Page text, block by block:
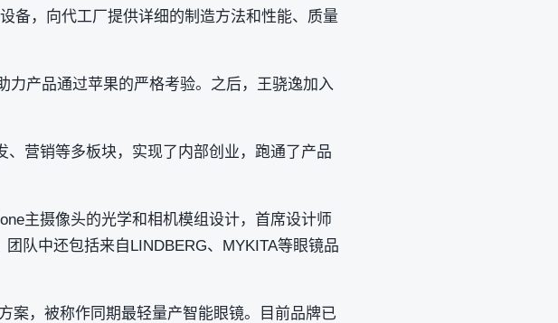
备，向代工厂提供详细的制造方法和性能、质量
力产品通过苹果的严格考验。之后，王骁逸加入
营销等多板块，实现了内部创业，跑通了产品
主摄像头的光学和相机模组设计，首席设计师
队中还包括来自LINDBERG、MYKITA等眼镜品
案，被称作同期最轻量产智能眼镜。目前品牌已